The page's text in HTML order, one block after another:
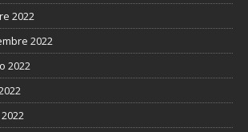
2022
2022
2022